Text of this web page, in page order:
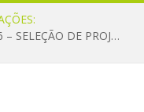
CHAMAMENTO PÚBLICO Nº 01/2026 – SELEÇÃO DE PROJETOS PARA FIRMAR TERMO DE EXECUÇÃO CULTURAL COM RECURSOS DA POLÍTICA NACIONAL ALDIR BLANC DE FOMENTO À CULTURA – PNAB (LEI Nº 14.399/2022)